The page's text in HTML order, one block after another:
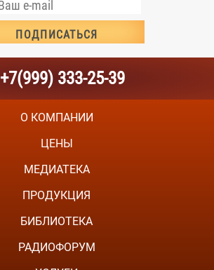
+7(999) 333-25-39
О КОМПАНИИ
ЦЕНЫ
МЕДИАТЕКА
ПРОДУКЦИЯ
БИБЛИОТЕКА
РАДИОФОРУМ